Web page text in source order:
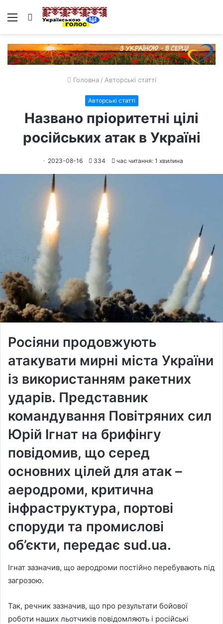
Меню Пошук
Головна / Авторські статті
Авторські статті
Названо пріоритетні цілі
російських атак в Україні
2023-08-16 334 час читання: 1 хвилина
Росіяни продовжують
атакувати мирні міста України
із використанням ракетних
ударів. Представник
командування Повітряних сил
Юрій Ігнат на брифінгу
повідомив, що серед
основних цілей для атак –
аеродроми, критична
інфраструктура, портові
споруди та промислові
об’єкти, передає sud.ua.
Ігнат зазначив, що аеродроми постійно перебувають під
загрозою.
Так, речник зазначив, що про результати бойової
роботи наших льотчиків повідомляють і російські